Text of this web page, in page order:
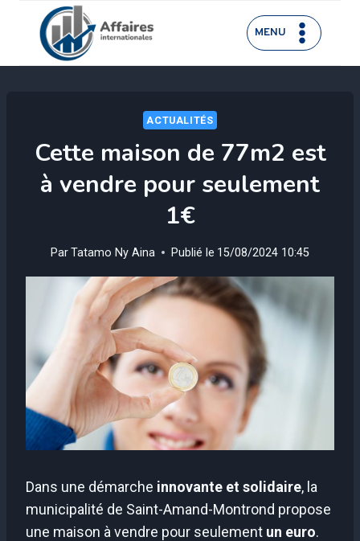
contenu
MENU
ACTUALITÉS
Cette maison de 77m2 est
à vendre pour seulement
1€
ParTatamo Ny Aina Publié le 15/08/2024 10:45
Dans une démarche innovante et solidaire, la
municipalité de Saint-Amand-Montrond propose
une maison à vendre pour seulement un euro.